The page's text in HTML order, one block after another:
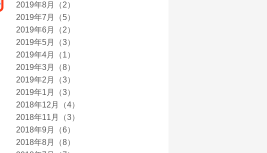
2019年8月（2）
2019年7月（5）
2019年6月（2）
2019年5月（3）
2019年4月（1）
2019年3月（8）
2019年2月（3）
2019年1月（3）
2018年12月（4）
2018年11月（3）
2018年9月（6）
2018年8月（8）